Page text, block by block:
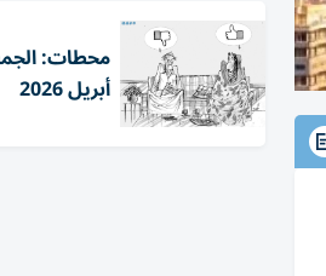
أبريل 2026